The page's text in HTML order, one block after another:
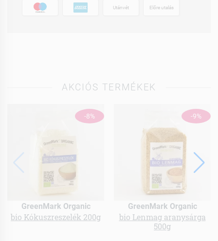
Utánvét Előre utalás
AKCIÓS TERMÉKEK
-8%
GreenMark Organic
bio Kókuszreszelék 200g
-9%
GreenMark Organic
bio Lenmag aranysárga
500g